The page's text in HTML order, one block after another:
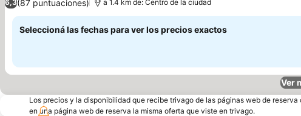
6,3(87 puntuaciones) a 1.4 km de: Centro de la ciudad
Seleccioná las fechas para ver los precios exactos
Ver
Los precios y la disponibilidad que recibe trivago de las páginas web de
en una página web de reserva la misma oferta que viste en trivago.